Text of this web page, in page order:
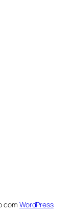
com WordPress